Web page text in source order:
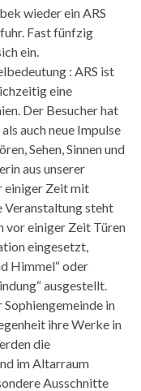
wieder ein ARS
Fast fünfzig
ein.
: ARS ist
eine
Der Besucher hat
auch neue Impulse
Sehen, Sinnen und
aus unserer
einiger Zeit mit
Veranstaltung steht
vor einiger Zeit Türen
eingesetzt,
Himmel“ oder
ausgestellt.
in
ihre Werke in
die
im Altarraum
Ausschnitte